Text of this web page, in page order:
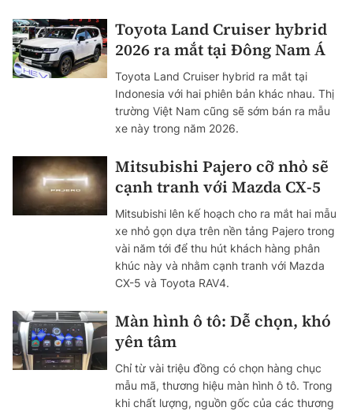
Toyota Land Cruiser hybrid
2026 ra mắt tại Đông Nam Á
Toyota Land Cruiser hybrid ra mắt tại
Indonesia với hai phiên bản khác nhau. Thị
trường Việt Nam cũng sẽ sớm bán ra mẫu
xe này trong năm 2026.
Mitsubishi Pajero cỡ nhỏ sẽ
cạnh tranh với Mazda CX-5
Mitsubishi lên kế hoạch cho ra mắt hai mẫu
xe nhỏ gọn dựa trên nền tảng Pajero trong
vài năm tới để thu hút khách hàng phân
khúc này và nhằm cạnh tranh với Mazda
CX-5 và Toyota RAV4.
Màn hình ô tô: Dễ chọn, khó
yên tâm
Chỉ từ vài triệu đồng có chọn hàng chục
mẫu mã, thương hiệu màn hình ô tô. Trong
khi chất lượng, nguồn gốc của các thương